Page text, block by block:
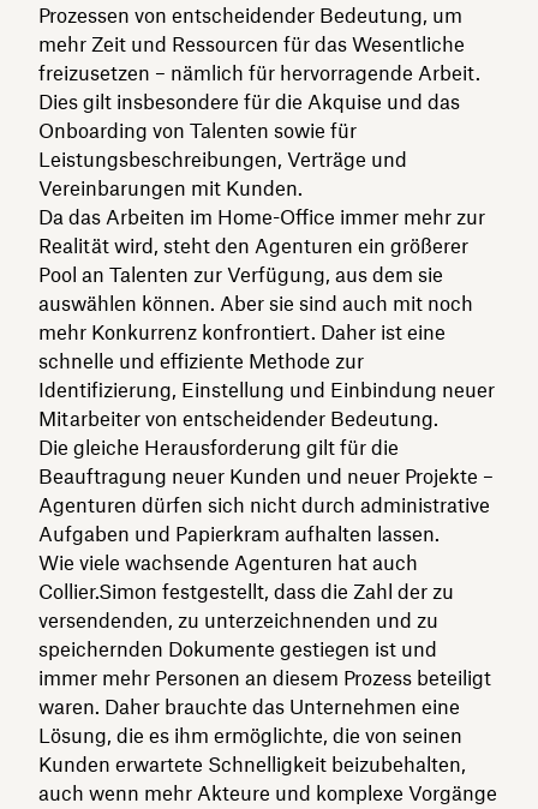
Prozessen von entscheidender Bedeutung, um
mehr Zeit und Ressourcen für das Wesentliche
freizusetzen – nämlich für hervorragende Arbeit.
Dies gilt insbesondere für die Akquise und das
Onboarding von Talenten sowie für
Leistungsbeschreibungen, Verträge und
Vereinbarungen mit Kunden.
Da das Arbeiten im Home-Office immer mehr zur
Realität wird, steht den Agenturen ein größerer
Pool an Talenten zur Verfügung, aus dem sie
auswählen können. Aber sie sind auch mit noch
mehr Konkurrenz konfrontiert. Daher ist eine
schnelle und effiziente Methode zur
Identifizierung, Einstellung und Einbindung neuer
Mitarbeiter von entscheidender Bedeutung.
Die gleiche Herausforderung gilt für die
Beauftragung neuer Kunden und neuer Projekte –
Agenturen dürfen sich nicht durch administrative
Aufgaben und Papierkram aufhalten lassen.
Wie viele wachsende Agenturen hat auch
Collier.Simon festgestellt, dass die Zahl der zu
versendenden, zu unterzeichnenden und zu
speichernden Dokumente gestiegen ist und
immer mehr Personen an diesem Prozess beteiligt
waren. Daher brauchte das Unternehmen eine
Lösung, die es ihm ermöglichte, die von seinen
Kunden erwartete Schnelligkeit beizubehalten,
auch wenn mehr Akteure und komplexe Vorgänge